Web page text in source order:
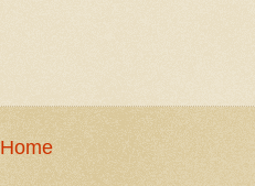
Home